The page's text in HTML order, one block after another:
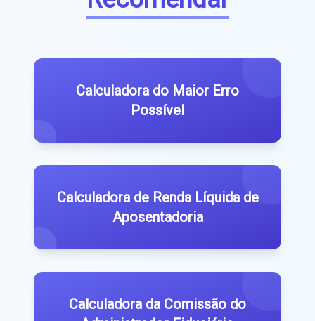
Calculadora do Maior Erro
Possível
Calculadora de Renda Líquida de
Aposentadoria
Calculadora da Comissão do